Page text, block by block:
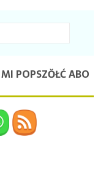
POPSZŎŁĆ ABO